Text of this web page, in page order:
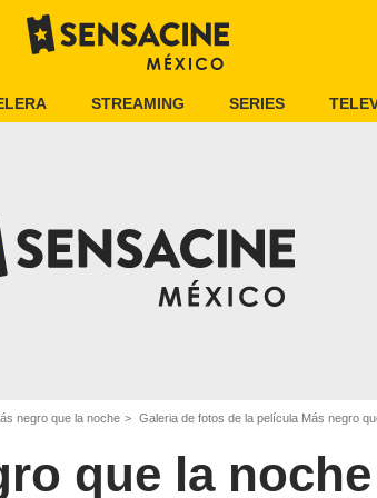
STREAMING SERIES
negro que la noche Galeria de fotos de la película Más negro
que la noche